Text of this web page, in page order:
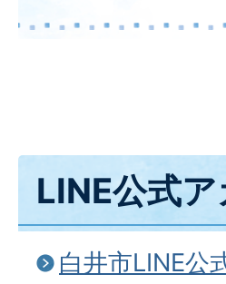
LINE公式
白井市LINE公